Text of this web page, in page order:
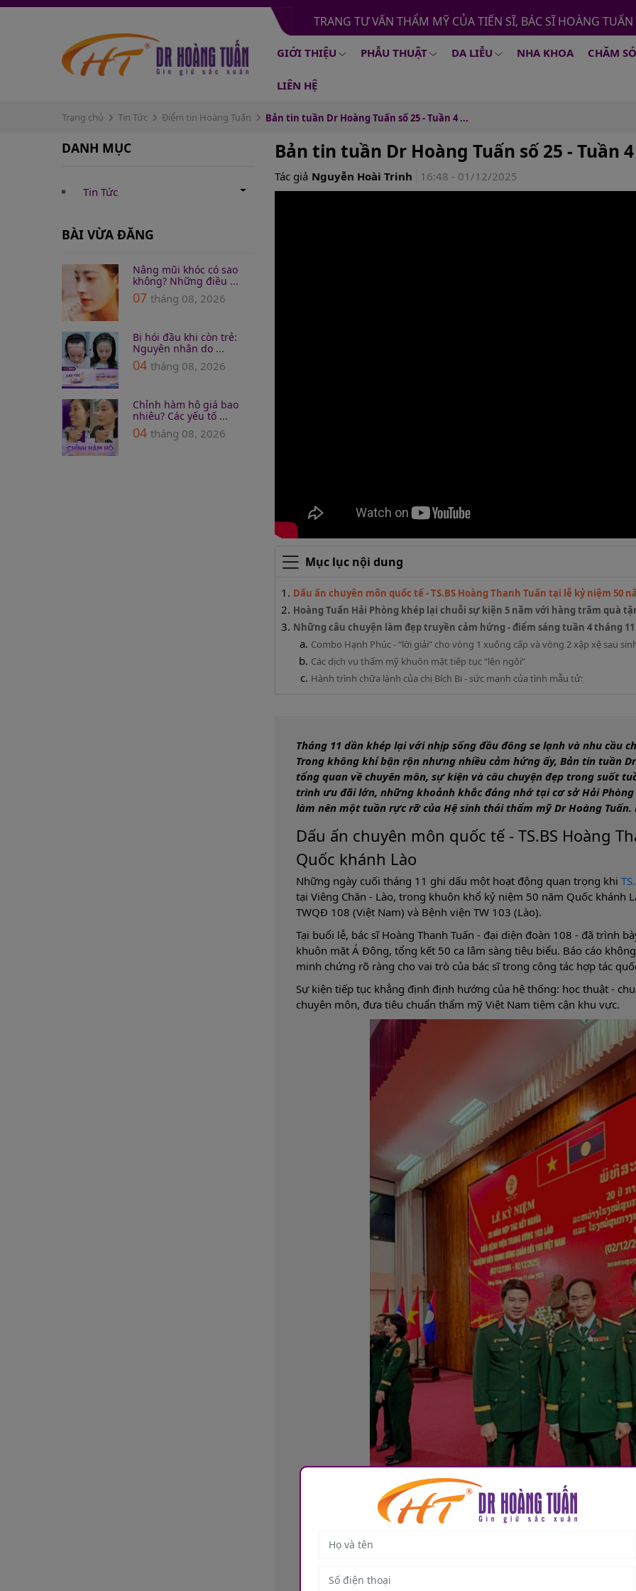
TRANG TƯ VẤN THẨM MỸ CỦA TIẾN SĨ, BÁC SĨ HOÀNG TUẤN
GIỚI THIỆU PHẪU THUẬT DA LIỄU NHA KHOA CHĂM
LIÊN HỆ
Trang chủ Tin Tức Điểm tin Hoàng Tuấn Bản tin tuần Dr Hoàng Tuấn số 25 - Tuần 4 ...
DANH MỤC
Tin Tức
BÀI VỪA ĐĂNG
Nâng mũi khóc có sao
không? Những điều ...
07 tháng 08, 2026
Bị hói đầu khi còn trẻ:
Nguyên nhân do ...
04 tháng 08, 2026
Chỉnh hàm hô giá bao
nhiêu? Các yếu tố ...
04 tháng 08, 2026
Bản tin tuần Dr Hoàng Tuấn số 25 - Tuần
Tác giả Nguyễn Hoài Trinh 16:48 - 01/12/2025
Mục lục nội dung
Dấu ấn chuyên môn quốc tế - TS.BS Hoàng Thanh Tuấn tại lễ kỷ niệm 50
Hoàng Tuấn Hải Phòng khép lại chuỗi sự kiện 5 năm với hàng trăm quà
Những câu chuyện làm đẹp truyền cảm hứng - điểm sáng tuần 4 tháng 11
Combo Hạnh Phúc - “lời giải” cho vòng 1 xuống cấp và vòng 2 xập xệ sau
Các dịch vụ thẩm mỹ khuôn mặt tiếp tục “lên ngôi”
Hành trình chữa lành của chị Bích Bi - sức mạnh của tình mẫu tử:
Tháng 11 dần khép lại với nhịp sống đầu đông se lạnh và nhu cầu
Trong không khí bận rộn nhưng nhiều cảm hứng ấy, Bản tin tuần
tổng quan về chuyên môn, sự kiện và câu chuyện đẹp trong suốt
trình ưu đãi lớn, những khoảnh khắc đáng nhớ tại cơ sở Hải
làm nên một tuần rực rỡ của Hệ sinh thái thẩm mỹ Dr Hoàng
Dấu ấn chuyên môn quốc tế - TS.BS Hoàng
Quốc khánh Lào
Những ngày cuối tháng 11 ghi dấu một hoạt động quan trọng khi
tại Viêng Chăn - Lào, trong khuôn khổ kỷ niệm 50 năm Quốc khánh
TWQĐ 108 (Việt Nam) và Bệnh viện TW 103 (Lào).
Tại buổi lễ, bác sĩ Hoàng Thanh Tuấn - đại diện đoàn 108 - đã trình
khuôn mặt Á Đông, tổng kết 50 ca lâm sàng tiêu biểu. Báo cáo
minh chứng rõ ràng cho vai trò của bác sĩ trong công tác hợp tác
Sự kiện tiếp tục khẳng định định hướng của hệ thống: học thuật -
chuyên môn, đưa tiêu chuẩn thẩm mỹ Việt Nam tiệm cận khu vực.